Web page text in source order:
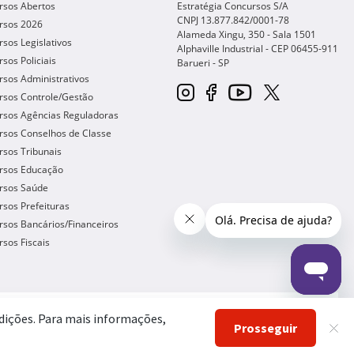
Abertos
2026
Legislativos
Policiais
Administrativos
Controle/Gestão
Agências Reguladoras
Conselhos de Classe
Tribunais
Educação
Saúde
Prefeituras
Bancários/Financeiros
Fiscais
Estratégia Concursos S/A
CNPJ 13.877.842/0001-78
Alameda Xingu, 350 - Sala 1501
Alphaville Industrial - CEP06455-911
Barueri -SP